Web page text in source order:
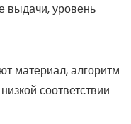
выдачи, уровень
материал, алгоритм
соответствии